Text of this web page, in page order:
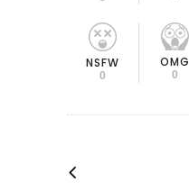
NSFW
0
OMG
0